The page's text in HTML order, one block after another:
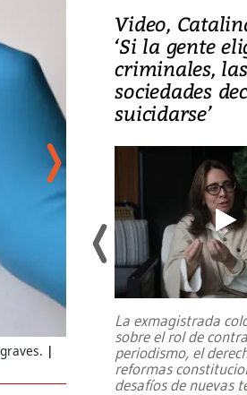
Rafael Rodríguez, neumólogo.
28 de
Video,
‘Si la gente
criminales, las
sociedades
suicidarse’
La exmagistrada
sobre el rol de
periodismo, el
reformas
desafíos de nuevas